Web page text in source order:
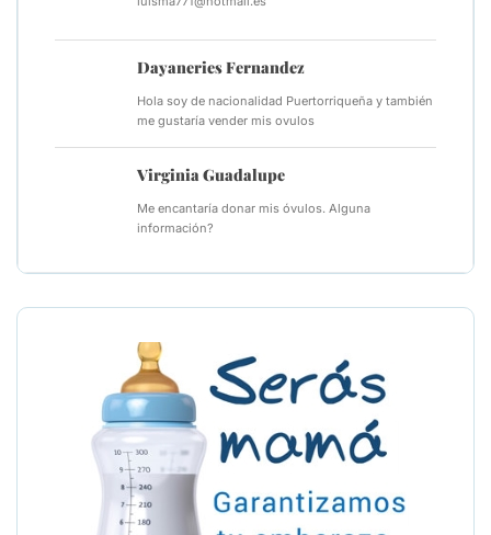
Dayaneries Fernandez
Hola soy de nacionalidad Puertorriqueña y también
me gustaría vender mis ovulos
Virginia Guadalupe
Me encantaría donar mis óvulos. Alguna
información?